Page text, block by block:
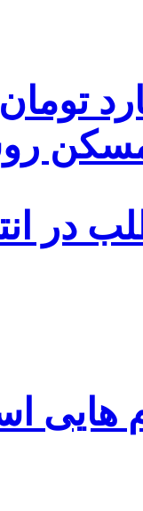
هزار و ۴۸۰
از ۵۰۰۰